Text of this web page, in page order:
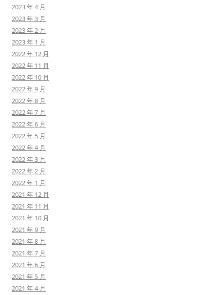
2023 年 4 月
2023 年 3 月
2023 年 2 月
2023 年 1 月
2022 年 12 月
2022 年 11 月
2022 年 10 月
2022 年 9 月
2022 年 8 月
2022 年 7 月
2022 年 6 月
2022 年 5 月
2022 年 4 月
2022 年 3 月
2022 年 2 月
2022 年 1 月
2021 年 12 月
2021 年 11 月
2021 年 10 月
2021 年 9 月
2021 年 8 月
2021 年 7 月
2021 年 6 月
2021 年 5 月
2021 年 4 月